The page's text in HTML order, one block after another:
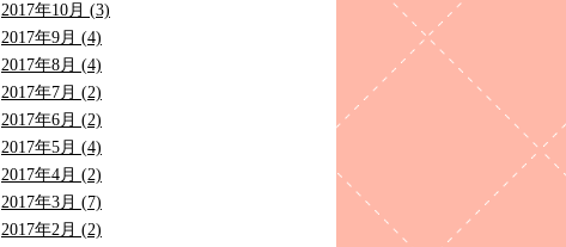
2017年10月 (3)
2017年9月 (4)
2017年8月 (4)
2017年7月 (2)
2017年6月 (2)
2017年5月 (4)
2017年4月 (2)
2017年3月 (7)
2017年2月 (2)